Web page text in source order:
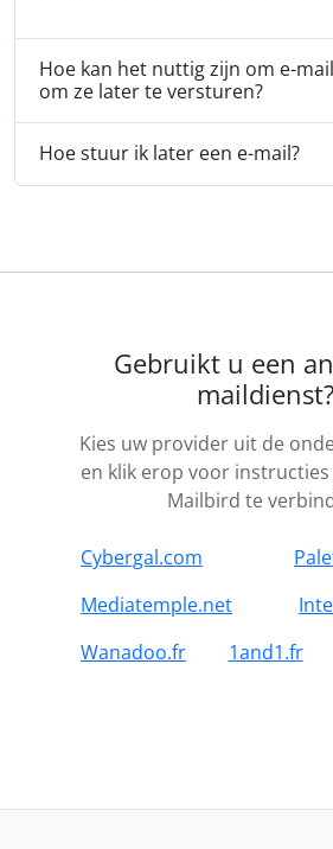
Hoe kan het nuttig zijn om e-
om ze later te versturen?
Hoe stuur ik later een e-mail?
Gebruikt u een
maildienst?
Kies uw provider uit de
en klik erop voor
Mailbird te
Cybergal.com
Mediatemple.net
Wanadoo.fr
1and1.fr